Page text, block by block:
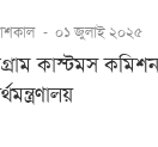
- ০১ জুলাই ২০২৫
কাস্টমস